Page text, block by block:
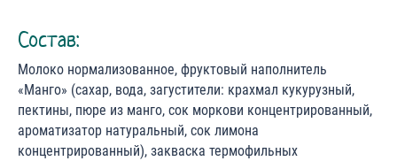
Состав:
Молоко нормализованное, фруктовый наполнитель
«Манго» (сахар, вода, загустители: крахмал кукурузный,
пектины, пюре из манго, сок моркови концентрированный,
ароматизатор натуральный, сок лимона
концентрированный), закваска термофильных